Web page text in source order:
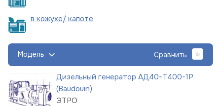
в кожухе/ капоте
Модель Сравнить
Дизельный генератор АД40-Т400-1Р
(Baudouin)
ЭТРО